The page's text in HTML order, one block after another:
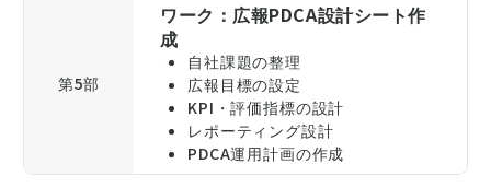
第5部
ワーク：広報PDCA設計シート作
成
自社課題の整理
広報目標の設定
KPI・評価指標の設計
レポーティング設計
PDCA運用計画の作成